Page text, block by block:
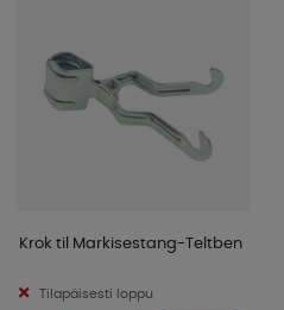
Krok til Markisestang-Teltben
Tilapäisesti loppu